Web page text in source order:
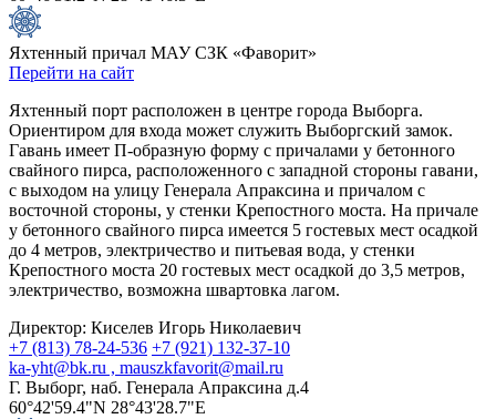
Яхтенный причал МАУ СЗК «Фаворит»
Перейти на сайт
Яхтенный порт расположен в центре города Выборга.
Ориентиром для входа может служить Выборгский замок.
Гавань имеет П-образную форму с причалами у бетонного
свайного пирса, расположенного с западной стороны гавани,
с выходом на улицу Генерала Апраксина и причалом с
восточной стороны, у стенки Крепостного моста. На причале
у бетонного свайного пирса имеется 5 гостевых мест осадкой
до 4 метров, электричество и питьевая вода, у стенки
Крепостного моста 20 гостевых мест осадкой до 3,5 метров,
электричество, возможна швартовка лагом.
Директор: Киселев Игорь Николаевич
+7 (813) 78-24-536 +7 (921) 132-37-10
ka-yht@bk.ru , mauszkfavorit@mail.ru
Г. Выборг, наб. Генерала Апраксина д.4
60°42'59.4"N 28°43'28.7"E